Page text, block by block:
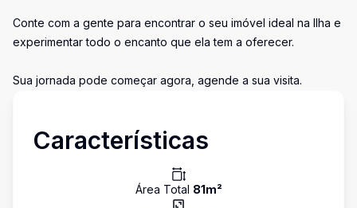
Conte com a gente para encontrar o seu imóvel ideal na Ilha e
experimentar todo o encanto que ela tem a oferecer.
Sua jornada pode começar agora, agende a sua visita.
Características
Área Total 81m²